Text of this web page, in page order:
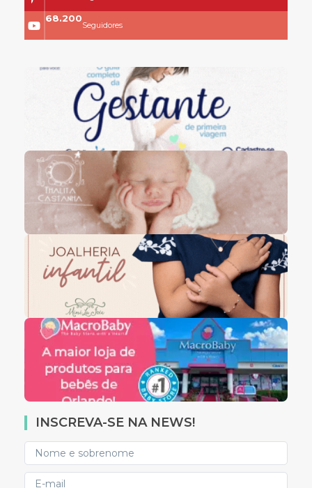
68.200
Seguidores
INSCREVA-SE NA NEWS!